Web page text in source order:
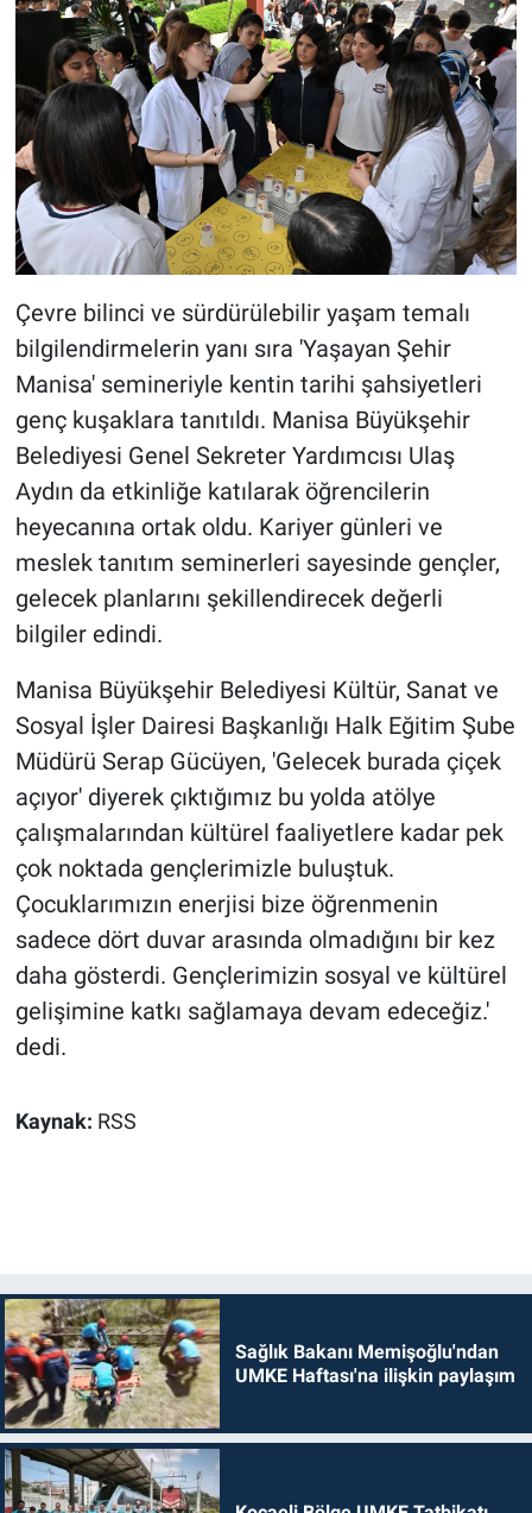
Çevre bilinci ve sürdürülebilir yaşam temalı
bilgilendirmelerin yanı sıra 'Yaşayan Şehir
Manisa' semineriyle kentin tarihi şahsiyetleri
genç kuşaklara tanıtıldı. Manisa Büyükşehir
Belediyesi Genel Sekreter Yardımcısı Ulaş
Aydın da etkinliğe katılarak öğrencilerin
heyecanına ortak oldu. Kariyer günleri ve
meslek tanıtım seminerleri sayesinde gençler,
gelecek planlarını şekillendirecek değerli
bilgiler edindi.
Manisa Büyükşehir Belediyesi Kültür, Sanat ve
Sosyal İşler Dairesi Başkanlığı Halk Eğitim Şube
Müdürü Serap Gücüyen, 'Gelecek burada çiçek
açıyor' diyerek çıktığımız bu yolda atölye
çalışmalarından kültürel faaliyetlere kadar pek
çok noktada gençlerimizle buluştuk.
Çocuklarımızın enerjisi bize öğrenmenin
sadece dört duvar arasında olmadığını bir kez
daha gösterdi. Gençlerimizin sosyal ve kültürel
gelişimine katkı sağlamaya devam edeceğiz.'
dedi.
Kaynak: RSS
Sağlık Bakanı Memişoğlu'ndan
UMKE Haftası'na ilişkin paylaşım